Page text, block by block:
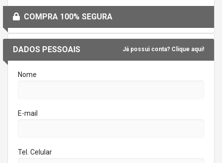
DADOS PESSOAIS Já possui conta? Clique aqui!
Nome
E-mail
Tel. Celular
COMPRA 100% SEGURA